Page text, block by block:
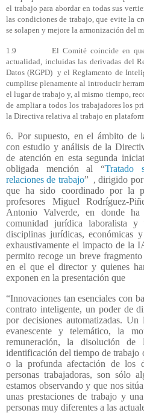
el trabajo para abordar en todas sus
las condiciones de trabajo, que evite la
se solapen y mejore la armonización del
1.9 El Comité coincide en que
actualidad, incluidas las derivadas del
Datos (RGPD) y el Reglamento de
cumplirse plenamente al introducir
el lugar de trabajo y, al mismo tiempo,
de ampliar a todos los trabajadores los
la Directiva relativa al trabajo en
6. Por supuesto, en el ámbito de
con estudio y análisis de la
de atención en esta segunda
obligada mención al “Tratado
relaciones de trabajo” , dirigido
que ha sido coordinado por la
profesores Miguel Rodríguez-
Antonio Valverde, en donde
comunidad jurídica laboralista y
disciplinas jurídicas, económicas
exhaustivamente el impacto de la
permito recoge un breve
en el que el director y quienes
exponen en la presentación que
“Innovaciones tan esenciales con
contrato inteligente, un poder de
por decisiones automatizadas.
evanescente y telemático, la
remuneración, la disolución de
identificación del tiempo de trabajo
o la profunda afectación de los
personas trabajadoras, son sólo
estamos observando y que nos
unas prestaciones de trabajo y
personas muy diferentes a las